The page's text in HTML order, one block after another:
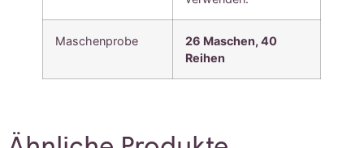
Maschenprobe
26 Maschen, 40
Reihen